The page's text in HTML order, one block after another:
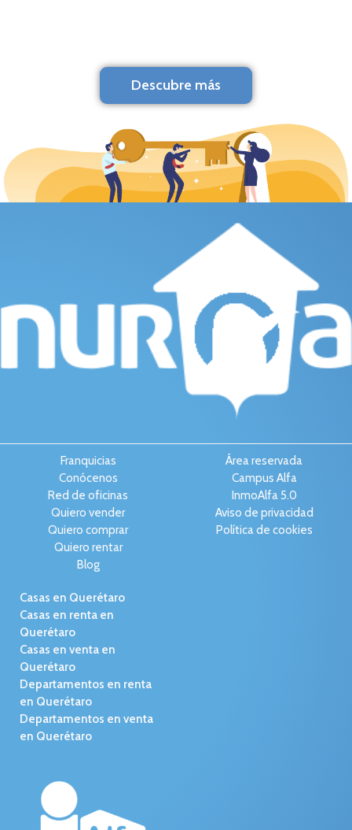
Descubre más
Franquicias
Conócenos
Red de oficinas
Quiero vender
Quiero comprar
Quiero rentar
Blog
Área reservada
Campus Alfa
InmoAlfa 5.0
Aviso de privacidad
Política de cookies
Casas en Querétaro
Casas en renta en
Querétaro
Casas en venta en
Querétaro
Departamentos en renta
en Querétaro
Departamentos en venta
en Querétaro